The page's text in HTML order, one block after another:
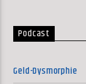
Podcast
Geld-Dysmorphie